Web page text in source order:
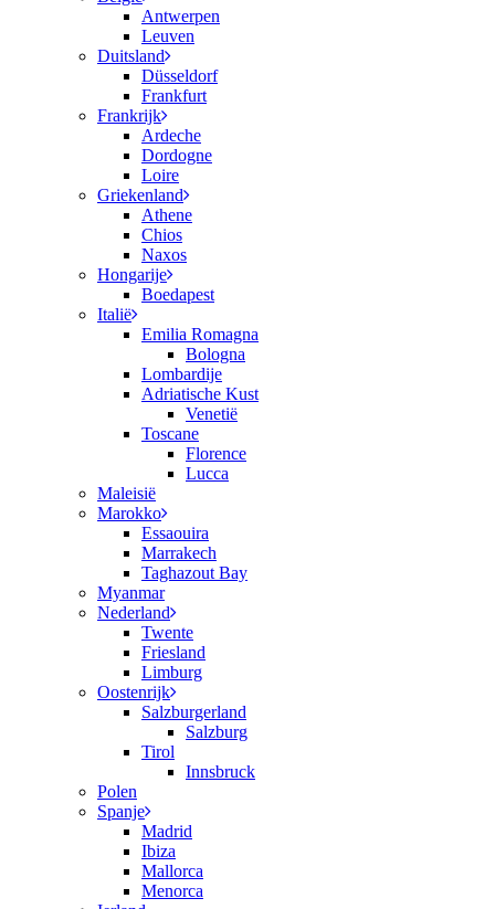
Antwerpen
Leuven
Duitsland
Düsseldorf
Frankfurt
Frankrijk
Ardeche
Dordogne
Loire
Griekenland
Athene
Chios
Naxos
Hongarije
Boedapest
Italië
Emilia Romagna
Bologna
Lombardije
Adriatische Kust
Venetië
Toscane
Florence
Lucca
Maleisië
Marokko
Essaouira
Marrakech
Taghazout Bay
Myanmar
Nederland
Twente
Friesland
Limburg
Oostenrijk
Salzburgerland
Salzburg
Tirol
Innsbruck
Polen
Spanje
Madrid
Ibiza
Mallorca
Menorca